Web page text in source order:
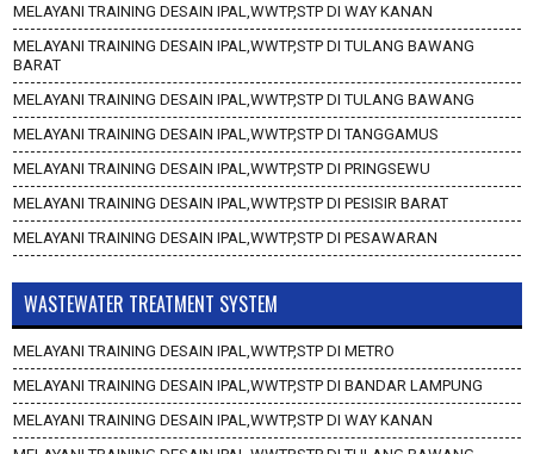
MELAYANI TRAINING DESAIN IPAL,WWTP,STP DI WAY KANAN
MELAYANI TRAINING DESAIN IPAL,WWTP,STP DI TULANG BAWANG
BARAT
MELAYANI TRAINING DESAIN IPAL,WWTP,STP DI TULANG BAWANG
MELAYANI TRAINING DESAIN IPAL,WWTP,STP DI TANGGAMUS
MELAYANI TRAINING DESAIN IPAL,WWTP,STP DI PRINGSEWU
MELAYANI TRAINING DESAIN IPAL,WWTP,STP DI PESISIR BARAT
MELAYANI TRAINING DESAIN IPAL,WWTP,STP DI PESAWARAN
WASTEWATER TREATMENT SYSTEM
MELAYANI TRAINING DESAIN IPAL,WWTP,STP DI METRO
MELAYANI TRAINING DESAIN IPAL,WWTP,STP DI BANDAR LAMPUNG
MELAYANI TRAINING DESAIN IPAL,WWTP,STP DI WAY KANAN